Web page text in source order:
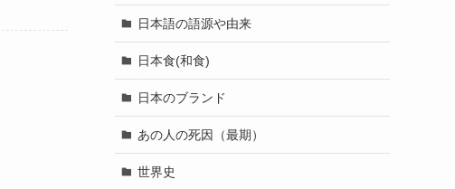
日本語の語源や由来
日本食(和食)
日本のブランド
あの人の死因（最期）
世界史